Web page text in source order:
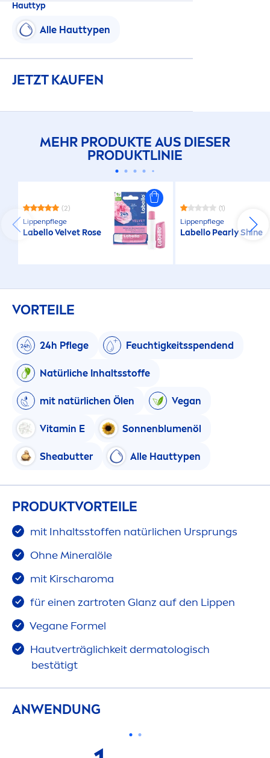
Hauttyp
Alle Hauttypen
JETZT KAUFEN
MEHR PRODUKTE AUS DIESER
PRODUKTLINIE
(2)
Lippenpflege
LabelloVelvet Rose
(1)
Lippenpflege
Labello PearlyShine
VORTEILE
24h Pflege Feuchtigkeitsspendend
Natürliche Inhaltsstoffe
mit natürlichen Ölen Vegan
Vitamin E Sonnenblumenöl
Sheabutter Alle Hauttypen
PRODUKTVORTEILE
mit Inhaltsstoffen natürlichen Ursprungs
Ohne Mineralöle
mit Kirscharoma
für einen zartroten Glanz auf den Lippen
Vegane Formel
Hautverträglichkeit dermatologisch
bestätigt
ANWENDUNG